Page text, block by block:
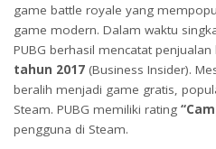
game battle royale yang
game modern. Dalam waktu
PUBG berhasil mencatat penjualan
tahun 2017 (Business Insider).
beralih menjadi game gratis,
Steam. PUBG memiliki rating
pengguna di Steam.